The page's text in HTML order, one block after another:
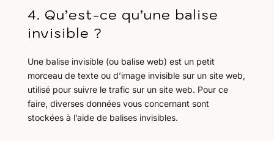
4. Qu’est-ce qu’une balise
invisible ?
Une balise invisible (ou balise web) est un petit
morceau de texte ou d’image invisible sur un site web,
utilisé pour suivre le trafic sur un site web. Pour ce
faire, diverses données vous concernant sont
stockées à l’aide de balises invisibles.